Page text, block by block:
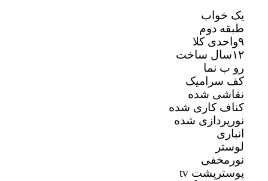
یک خواب
طبقه دوم
رو ب نما
کف سرامیک
نقاشی شده
کناف کاری شده
نورپردازی شده
انباری
لوستر
نورمخفی
پوسترپشت tv